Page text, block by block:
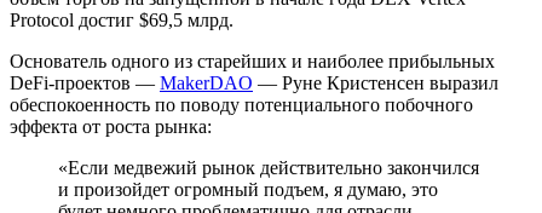
Protocol достиг $69,5 млрд.
Основатель одного из старейших и наиболее прибыльных
DeFi-проектов — MakerDAO — Руне Кристенсен выразил
обеспокоенность по поводу потенциального побочного
эффекта от роста рынка:
«Если медвежий рынок действительно закончился
и произойдет огромный подъем, я думаю, это